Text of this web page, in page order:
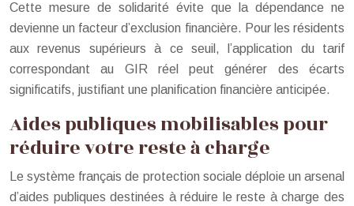
Cette mesure de solidarité évite que la dépendance ne
devienne un facteur d’exclusion financière. Pour les résidents
aux revenus supérieurs à ce seuil, l’application du tarif
correspondant au GIR réel peut générer des écarts
significatifs, justifiant une planification financière anticipée.
Aides publiques mobilisables pour
réduire votre reste à charge
Le système français de protection sociale déploie un arsenal
d’aides publiques destinées à réduire le reste à charge des